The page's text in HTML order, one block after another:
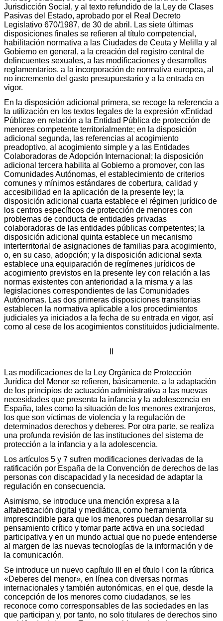
Jurisdicción Social, y al texto refundido de la Ley de Clases
Pasivas del Estado, aprobado por el Real Decreto
Legislativo 670/1987, de 30 de abril. Las siete últimas
disposiciones finales se refieren al título competencial,
habilitación normativa a las Ciudades de Ceuta y Melilla y al
Gobierno en general, a la creación del registro central de
delincuentes sexuales, a las modificaciones y desarrollos
reglamentarios, a la incorporación de normativa europea, al
no incremento del gasto presupuestario y a la entrada en
vigor.
En la disposición adicional primera, se recoge la referencia a
la utilización en los textos legales de la expresión «Entidad
Pública» en relación a la Entidad Pública de protección de
menores competente territorialmente; en la disposición
adicional segunda, las referencias al acogimiento
preadoptivo, al acogimiento simple y a las Entidades
Colaboradoras de Adopción Internacional; la disposición
adicional tercera habilita al Gobierno a promover, con las
Comunidades Autónomas, el establecimiento de criterios
comunes y mínimos estándares de cobertura, calidad y
accesibilidad en la aplicación de la presente ley; la
disposición adicional cuarta establece el régimen jurídico de
los centros específicos de protección de menores con
problemas de conducta de entidades privadas
colaboradoras de las entidades públicas competentes; la
disposición adicional quinta establece un mecanismo
interterritorial de asignaciones de familias para acogimiento,
o, en su caso, adopción; y la disposición adicional sexta
establece una equiparación de regímenes jurídicos de
acogimiento previstos en la presente ley con relación a las
normas existentes con anterioridad a la misma y a las
legislaciones correspondientes de las Comunidades
Autónomas. Las dos primeras disposiciones transitorias
establecen la normativa aplicable a los procedimientos
judiciales ya iniciados a la fecha de su entrada en vigor, así
como al cese de los acogimientos constituidos judicialmente.
Las modificaciones de la Ley Orgánica de Protección
Jurídica del Menor se refieren, básicamente, a la adaptación
de los principios de actuación administrativa a las nuevas
necesidades que presenta la infancia y la adolescencia en
España, tales como la situación de los menores extranjeros,
los que son víctimas de violencia y la regulación de
determinados derechos y deberes. Por otra parte, se realiza
una profunda revisión de las instituciones del sistema de
protección a la infancia y a la adolescencia.
Los artículos 5 y 7 sufren modificaciones derivadas de la
ratificación por España de la Convención de derechos de las
personas con discapacidad y la necesidad de adaptar la
regulación en consecuencia.
Asimismo, se introduce una mención expresa a la
alfabetización digital y mediática, como herramienta
imprescindible para que los menores puedan desarrollar su
pensamiento crítico y tomar parte activa en una sociedad
participativa y en un mundo actual que no puede entenderse
al margen de las nuevas tecnologías de la información y de
la comunicación.
Se introduce un nuevo capítulo III en el título I con la rúbrica
«Deberes del menor», en línea con diversas normas
internacionales y también autonómicas, en el que, desde la
concepción de los menores como ciudadanos, se les
reconoce como corresponsables de las sociedades en las
que participan y, por tanto, no solo titulares de derechos sino